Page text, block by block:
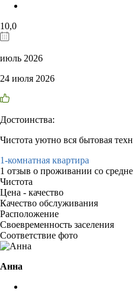
10,0
июль 2026
24 июля 2026
Достоинства:
Чистота уютно вся бытовая
1-комнатная квартира
1 отзыв о проживании со
Чистота
Цена - качество
Качество обслуживания
Расположение
Своевременность заселения
Соответствие фото
Анна